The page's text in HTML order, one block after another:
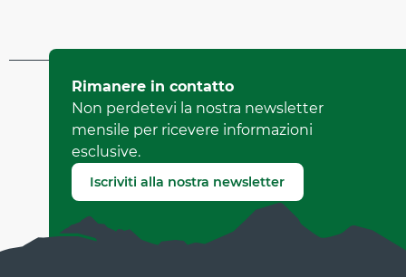
Aggiornato il 26 maggio 2026 A 08:23
da Office de Tourisme Vercors Drôme
(Identificatore dell'offerta :82292 )
Segnala un errore
Rimanere in contatto
Non perdetevi la nostra newsletter
mensile per ricevere informazioni
esclusive.
Iscriviti alla nostra newsletter